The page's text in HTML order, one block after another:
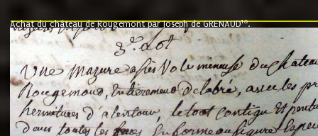
Achat du château de Rougemont par Joseph de GRENAUD10.
"l'an mil six cent soixante treze le ving neuvième jour du mois de
nommé fut présent Messire Claude Guillaume de Moyriat chevalier baron
vend, purement simplement et irrevocablement a monseigneur monsieur
et chavannes conseiller du roy au parlement de Bourgogne, present et
que le dit seigneur Baron de la Vellière a sur ses hommes, indivisables et
de la Velliere tout ainsi et comme le dit seigneur Baron et ses